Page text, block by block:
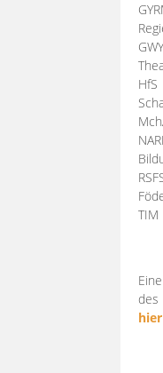
HfS
des
hier